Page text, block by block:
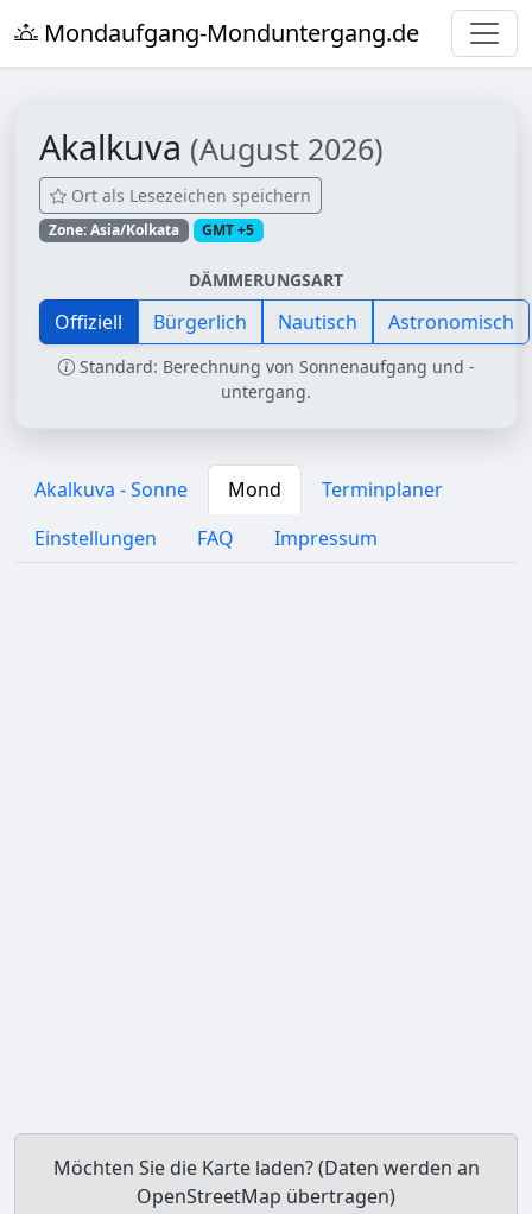
Mondaufgang-Monduntergang.de
Akalkuva (August 2026)
Ort als Lesezeichen speichern
Zone: Asia/Kolkata GMT +5
DÄMMERUNGSART
Offiziell Bürgerlich Nautisch Astronomisch
Standard: Berechnung von Sonnenaufgang und -
untergang.
Akalkuva - Sonne Mond
Terminplaner
Einstellungen
FAQ Impressum
Möchten Sie die Karte laden? (Daten werden an
OpenStreetMap übertragen)